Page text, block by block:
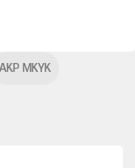
AKP MKYK